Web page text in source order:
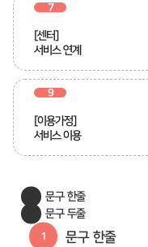
7
[센터]
서비스 연계
9
[이용가정]
서비스 이용
문구 한줄
문구 두줄
문구 한줄